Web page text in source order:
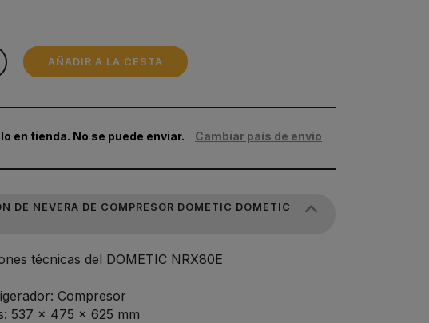
AÑADIR A LA CESTA
en tienda. No se puede enviar. Cambiar país de envío
DE NEVERA DE COMPRESOR DOMETIC DOMETIC
técnicas del DOMETIC NRX80E
Compresor
537 x 475 x 625 mm